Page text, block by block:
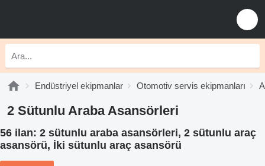
Endüstriyel ekipmanlar Otomotiv servis ekipmanları
2 Sütunlu Araba Asansörleri
56 ilan: 2 sütunlu araba asansörleri, 2 sütunlu araç
asansörü, İki sütunlu araç asansörü